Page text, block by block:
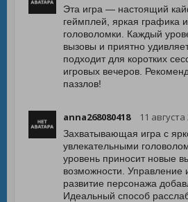
Эта игра — настоящий
геймплей, яркая графика
головоломки. Каждый
вызовы и приятно
подходит для коротких
игровых вечеров.
паззлов!
anna268080418 11
Захватывающая игра с
увлекательными
уровень приносит новые
возможности. Управление
развитие персонажа
Идеальный способ